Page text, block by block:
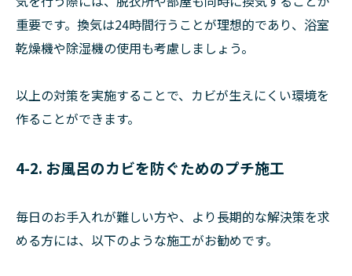
重要です。換気は24時間行うことが理想的であり、浴室
乾燥機や除湿機の使用も考慮しましょう。
以上の対策を実施することで、カビが生えにくい環境を
作ることができます。
4-2. お風呂のカビを防ぐためのプチ施工
毎日のお手入れが難しい方や、より長期的な解決策を求
める方には、以下のような施工がお勧めです。